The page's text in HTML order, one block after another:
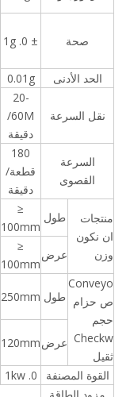
صحة ± 0. 1g
الحد الأدنى
0.01g
نقل السرعة
20-
60M/
دقيقة
السرعة
القصوى
180
قطعة/
دقيقة
منتجات
ان نكون
وزن
طول
≤
100mm
عرض
≤
100mm
Conveyo
ص حزام
حجم
Checkw
ثقيل
طول 250mm
عرض120mm
القوة المصنفة 0. 1kw